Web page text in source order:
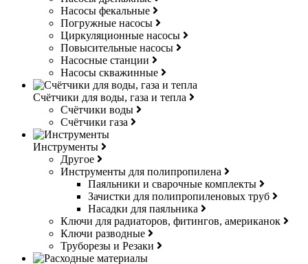
Насосы фекальные
Погружные насосы
Циркуляционные насосы
Повысительные насосы
Насосные станции
Насосы скважинные
Счётчики для воды, газа и тепла
Счётчики воды
Счётчики газа
Инструменты
Другое
Инструменты для полипропилена
Паяльники и сварочные комплекты
Зачистки для полипропиленовых труб
Насадки для паяльника
Ключи для радиаторов, фитингов, американок
Ключи разводные
Труборезы и Резаки